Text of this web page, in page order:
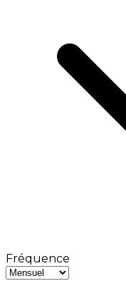
Fréquence